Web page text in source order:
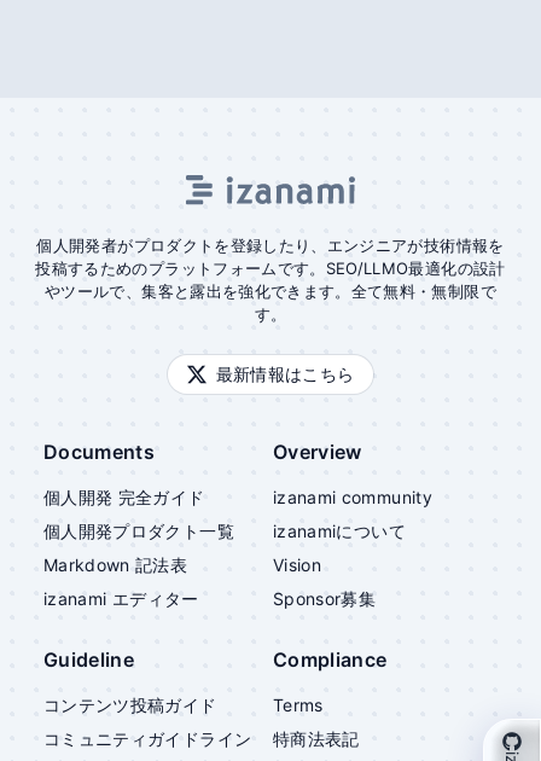
個人開発者がプロダクトを登録したり、エンジニアが技術情報を
投稿するためのプラットフォームです。SEO/LLMO最適化の設計
やツールで、集客と露出を強化できます。全て無料・無制限で
す。
最新情報はこちら
Documents
個人開発 完全ガイド
個人開発プロダクト一覧
Markdown 記法表
izanami エディター
Overview
izanami community
izanamiについて
Vision
Sponsor募集
Guideline
コンテンツ投稿ガイド
コミュニティガイドライン
Compliance
Terms
特商法表記